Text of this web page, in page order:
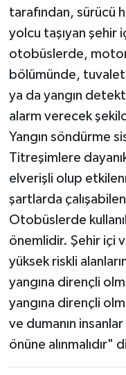
tarafından, sürücü
yolcu taşıyan şehir
otobüslerde, motor
bölümünde,
ya da yangın
alarm verecek
Yangın söndürme
Titreşimlere
elverişli olup
şartlarda
Otobüslerde
önemlidir. Şehir içi
yüksek riskli
yangına dirençli
yangına dirençli
ve dumanın
önüne alınmalıdır"